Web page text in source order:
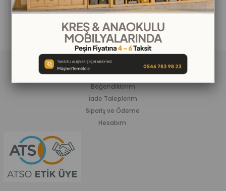
ALIŞVERİŞ BİLGİLERİ
Siparişlerim
Beğendiklerim
İade Taleplerim
Sipariş ve Ödeme
Hesabım